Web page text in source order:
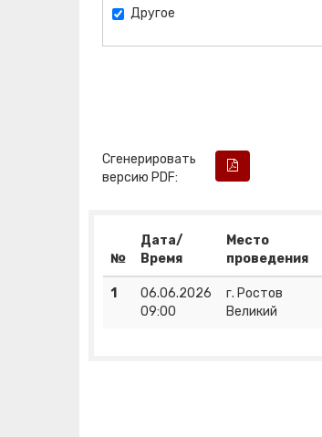
Другое
Сгенерировать
версию PDF:
№
Дата/
Время
Место
проведения
1
06.06.2026
09:00
г. Ростов
Великий